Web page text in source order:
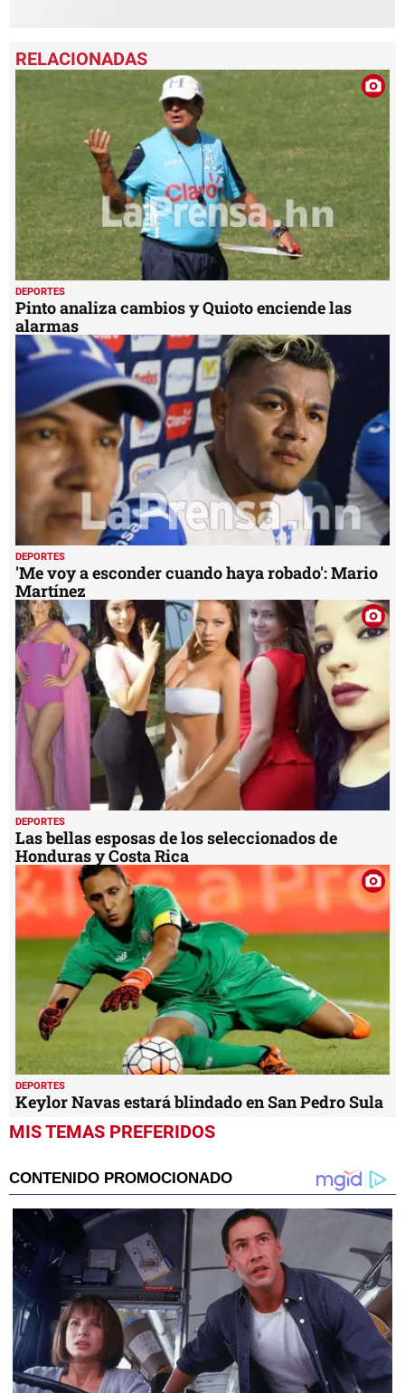
DEPORTES
Pinto analiza cambios y Quioto enciende las
alarmas
DEPORTES
'Me voy a esconder cuando haya robado': Mario
Martínez
DEPORTES
Las bellas esposas de los seleccionados de
Honduras y Costa Rica
DEPORTES
Keylor Navas estará blindado en San Pedro Sula
MIS TEMAS PREFERIDOS